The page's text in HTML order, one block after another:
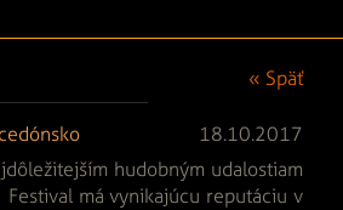
« Späť
18.10.2017
hudobným udalostiam
má vynikajúcu reputáciu v